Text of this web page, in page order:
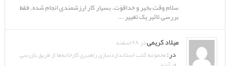
سلام وقت بخیر و خداقوّت. بسیار کار ارزشمندی انجام شده. فقط
بررسی تاثیر یک تغییر ...
میلاد کریمیدر ۲۸ اسفند
در:مجموعه کتب استانداردسازی راهبری کارخانه‌ها از طریق بازرسی